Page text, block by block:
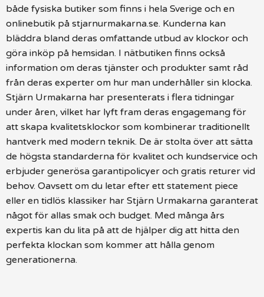
både fysiska butiker som finns i hela Sverige och en
onlinebutik på stjarnurmakarna.se. Kunderna kan
bläddra bland deras omfattande utbud av klockor och
göra inköp på hemsidan. I nätbutiken finns också
information om deras tjänster och produkter samt råd
från deras experter om hur man underhåller sin klocka.
Stjärn Urmakarna har presenterats i flera tidningar
under åren, vilket har lyft fram deras engagemang för
att skapa kvalitetsklockor som kombinerar traditionellt
hantverk med modern teknik. De är stolta över att sätta
de högsta standarderna för kvalitet och kundservice och
erbjuder generösa garantipolicyer och gratis returer vid
behov. Oavsett om du letar efter ett statement piece
eller en tidlös klassiker har Stjärn Urmakarna garanterat
något för allas smak och budget. Med många års
expertis kan du lita på att de hjälper dig att hitta den
perfekta klockan som kommer att hålla genom
generationerna.